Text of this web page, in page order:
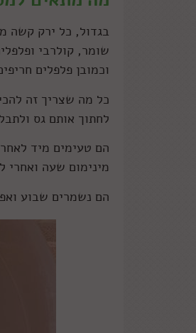
בגדול, כל ירק קשה
שומר, קולרבי
וכמובן פלפלים
כל מה שצריך זה
לחתוך אותם גס
הם טעימים מיד
מינימום שעה ואחרי
הם נשמרים שבוע